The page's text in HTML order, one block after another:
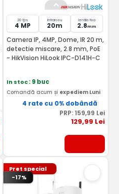
20 fps
4 MP
Infrarosu
20m
lentila fixa
2.8mm
Camera IP, 4MP, Dome, IR 20 m,
detectie miscare, 2.8 mm, PoE
- HikVision HiLook IPC-D141H-C
In stoc: 9 buc
Comandă acum și expediem Luni
4 rate cu 0% dobândă
PRP: 159,99 Lei
129,99 Lei
Pret special
-17%